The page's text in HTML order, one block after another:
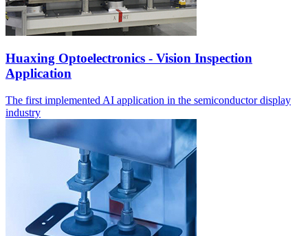
Huaxing Optoelectronics - Vision Inspection
Application
The first implemented AI application in the semiconductor display
industry